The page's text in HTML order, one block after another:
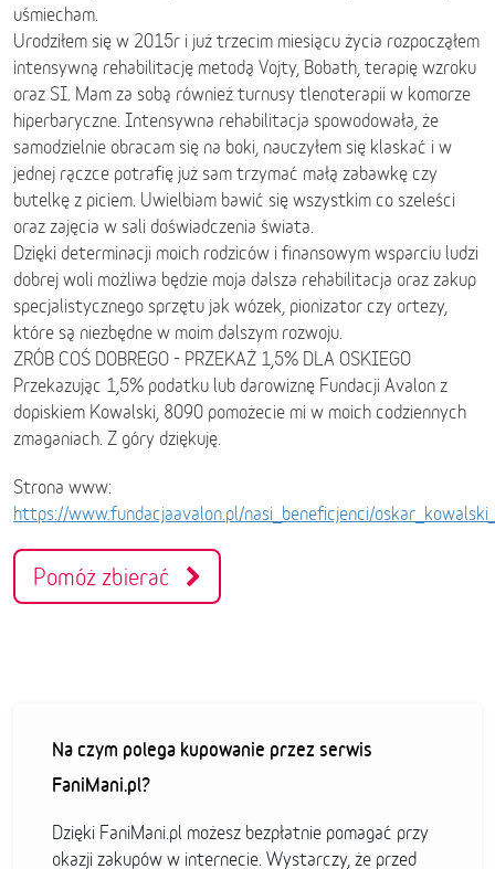
uśmiecham.
Urodziłem się w 2015r i już trzecim miesiącu życia rozpocząłem
intensywną rehabilitację metodą Vojty, Bobath, terapię wzroku
oraz SI. Mam za sobą również turnusy tlenoterapii w komorze
hiperbaryczne. Intensywna rehabilitacja spowodowała, że
samodzielnie obracam się na boki, nauczyłem się klaskać i w
jednej rączce potrafię już sam trzymać małą zabawkę czy
butelkę z piciem. Uwielbiam bawić się wszystkim co szeleści
oraz zajęcia w sali doświadczenia świata.
Dzięki determinacji moich rodziców i finansowym wsparciu ludzi
dobrej woli możliwa będzie moja dalsza rehabilitacja oraz zakup
specjalistycznego sprzętu jak wózek, pionizator czy ortezy,
które są niezbędne w moim dalszym rozwoju.
ZRÓB COŚ DOBREGO - PRZEKAŻ 1,5% DLA OSKIEGO
Przekazując 1,5% podatku lub darowiznę Fundacji Avalon z
dopiskiem Kowalski, 8090 pomożecie mi w moich codziennych
zmaganiach. Z góry dziękuję.
Strona www:
https://www.fundacjaavalon.pl/nasi_beneficjenci/
Pomóż zbierać
Na czym polega kupowanie przez serwis
FaniMani.pl?
Dzięki FaniMani.pl możesz bezpłatnie pomagać przy
okazji zakupów w internecie. Wystarczy, że przed